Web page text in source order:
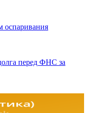
оспаривания
перед ФНС за